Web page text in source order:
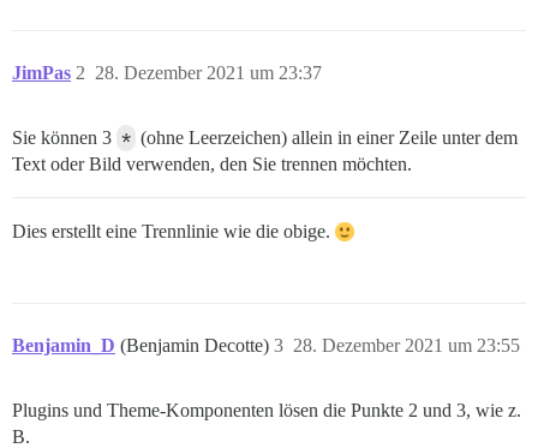
JimPas 28. Dezember 2021 um 23:37
2
Sie können 3 * (ohne Leerzeichen) allein in einer Zeile unter dem
Text oder Bild verwenden, den Sie trennen möchten.
Dies erstellt eine Trennlinie wie die obige.
Benjamin_D (Benjamin Decotte) 28. Dezember 2021 um 23:55
3
Plugins und Theme-Komponenten lösen die Punkte 2 und 3, wie z.
B.